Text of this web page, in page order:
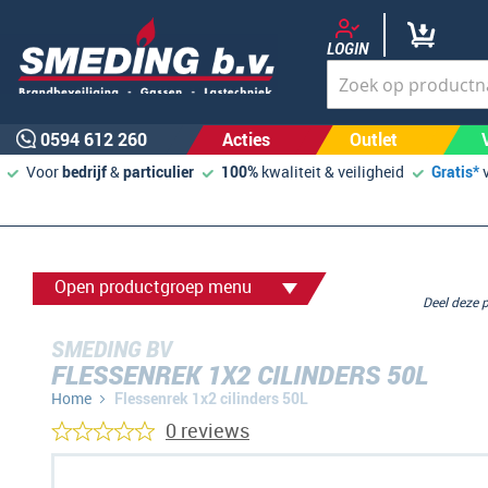
LOGIN
0594 612 260 Acties Outlet
Voorbedrijf&particulier 100% kwaliteit & veiligheid Gratis*
Open productgroep menu
SMEDING BV
FLESSENREK 1X2 CILINDERS 50L
Home Flessenrek 1x2 cilinders 50L
Deel
0 reviews
Ga